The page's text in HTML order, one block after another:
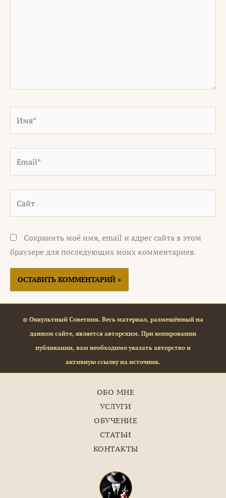
Сохранить моё имя, email и адрес сайта в этом
браузере для последующих моих комментариев.
© Оккультный Советник. Весь материал, размещённый на
данном сайте, является авторским. При копировании
публикации, вам необходимо указать авторство и
активную ссылку на источник.
ОБО МНЕ
УСЛУГИ
ОБУЧЕНИЕ
СТАТЬИ
КОНТАКТЫ